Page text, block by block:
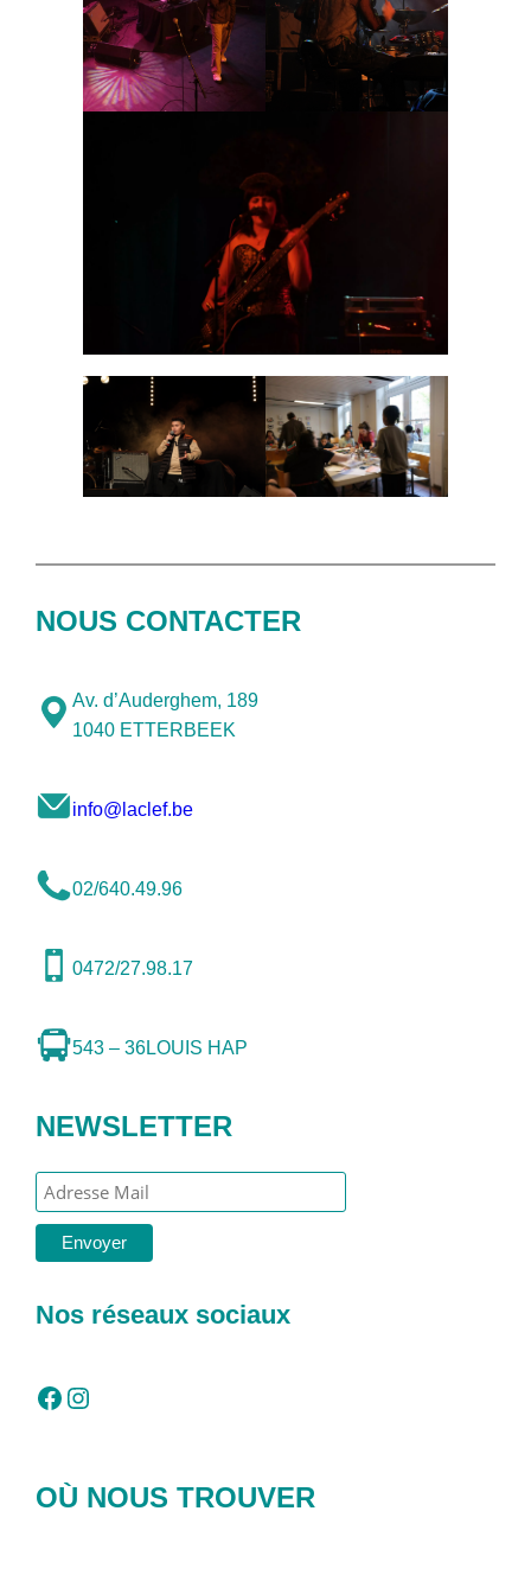
NOUS CONTACTER
Av. d’Auderghem, 189
1040 ETTERBEEK
info@laclef.be
02/640.49.96
0472/27.98.17
543 – 36LOUIS HAP
NEWSLETTER
Nos réseaux sociaux
Facebook Instagram
OÙ NOUS TROUVER